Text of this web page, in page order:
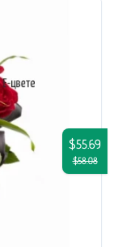
$55.69
$58.08